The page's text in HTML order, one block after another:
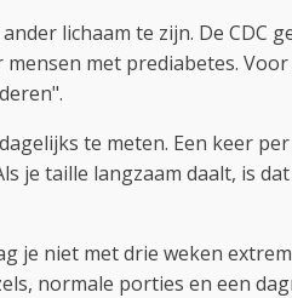
lichaam te zijn. De CDC
met prediabetes.
te meten. Een keer
je taille langzaam daalt, is
je niet met drie weken
normale porties en een